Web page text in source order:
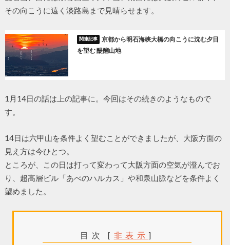
その向こうに遠く淡路島まで見晴らせます。
京都から明石海峡大橋の向こうに沈む夕日
を望む 醍醐山地
1月14日の話は上の記事に。今回はその続きのようなもので
す。
14日は六甲山を条件よく望むことができましたが、大阪方面の
見え方は今ひとつ。
ところが、この日は打って変わって大阪方面の空気が澄んでお
り、超高層ビル「あべのハルカス」や和泉山脈などを条件よく
望めました。
目次 [ 非表示 ]